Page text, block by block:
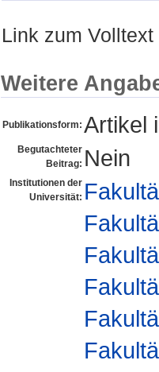
Link zum
Weitere
Publikationsform: Artikel
Begutachteter
Beitrag: Nein
Institutionen der
Universität: